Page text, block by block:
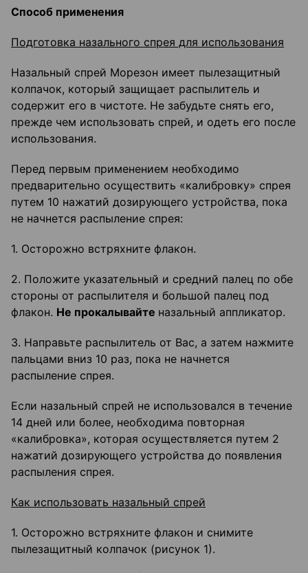
Способ применения
Подготовка назального спрея для использования
Назальный спрей Морезон имеет пылезащитный
колпачок, который защищает распылитель и
содержит его в чистоте. Не забудьте снять его,
прежде чем использовать спрей, и одеть его после
использования.
Перед первым применением необходимо
предварительно осуществить «калибровку» спрея
путем 10 нажатий дозирующего устройства, пока
не начнется распыление спрея:
1. Осторожно встряхните флакон.
2. Положите указательный и средний палец по обе
стороны от распылителя и большой палец под
флакон. Не прокалывайте назальный аппликатор.
3. Направьте распылитель от Вас, а затем нажмите
пальцами вниз 10 раз, пока не начнется
распыление спрея.
Если назальный спрей не использовался в течение
14 дней или более, необходима повторная
«калибровка», которая осуществляется путем 2
нажатий дозирующего устройства до появления
распыления спрея.
Как использовать назальный спрей
1. Осторожно встряхните флакон и снимите
пылезащитный колпачок (рисунок 1).